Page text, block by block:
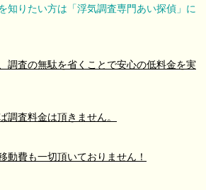
知りたい方は「浮気調査専門あい探偵」に
調査の無駄を省くことで安心の低料金を実
調査料金は頂きません。
動費も一切頂いておりません！